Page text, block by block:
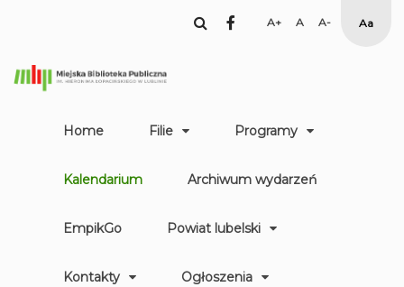
facebook
Set Set
Smaller
High
Home Filie Programy
Kalendarium Archiwum wydarzeń
EmpikGo Powiat lubelski
Kontakty Ogłoszenia